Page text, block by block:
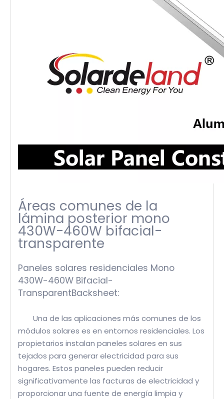
Áreas comunes de la
lámina posterior mono
430W-460W bifacial-
transparente
Paneles solares residenciales Mono
430W-460W Bifacial-
TransparentBacksheet:
Una de las aplicaciones más comunes de los
módulos solares es en entornos residenciales. Los
propietarios instalan paneles solares en sus
tejados para generar electricidad para sus
hogares. Estos paneles pueden reducir
significativamente las facturas de electricidad y
proporcionar una fuente de energía limpia y